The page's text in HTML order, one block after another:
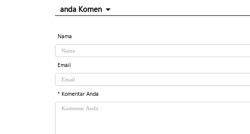
anda Komen
Nama
Email
* Komentar Anda